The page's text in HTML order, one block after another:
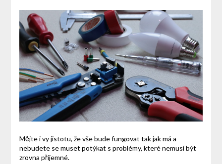
Mějte i vy jistotu, že vše bude fungovat tak jak má a
nebudete se muset potýkat s problémy, které nemusí být
zrovna příjemné.